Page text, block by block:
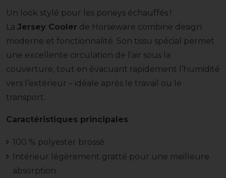
Un look stylé pour les poneys échauffés !
La Jersey Cooler de Horseware combine design
moderne et fonctionnalité. Son tissu spécial permet
une excellente circulation de l’air sous la
couverture, tout en évacuant rapidement l’humidité
vers l’extérieur – idéale après le travail ou le
transport.
Caractéristiques principales
100 % polyester brossé
Intérieur légèrement gratté pour une meilleure
absorption